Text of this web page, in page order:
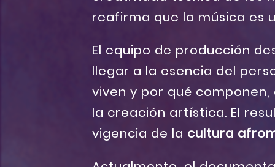
reafirma que la música es
El equipo de producción
llegar a la esencia del
viven y por qué
la creación artística. El
vigencia de la cultura